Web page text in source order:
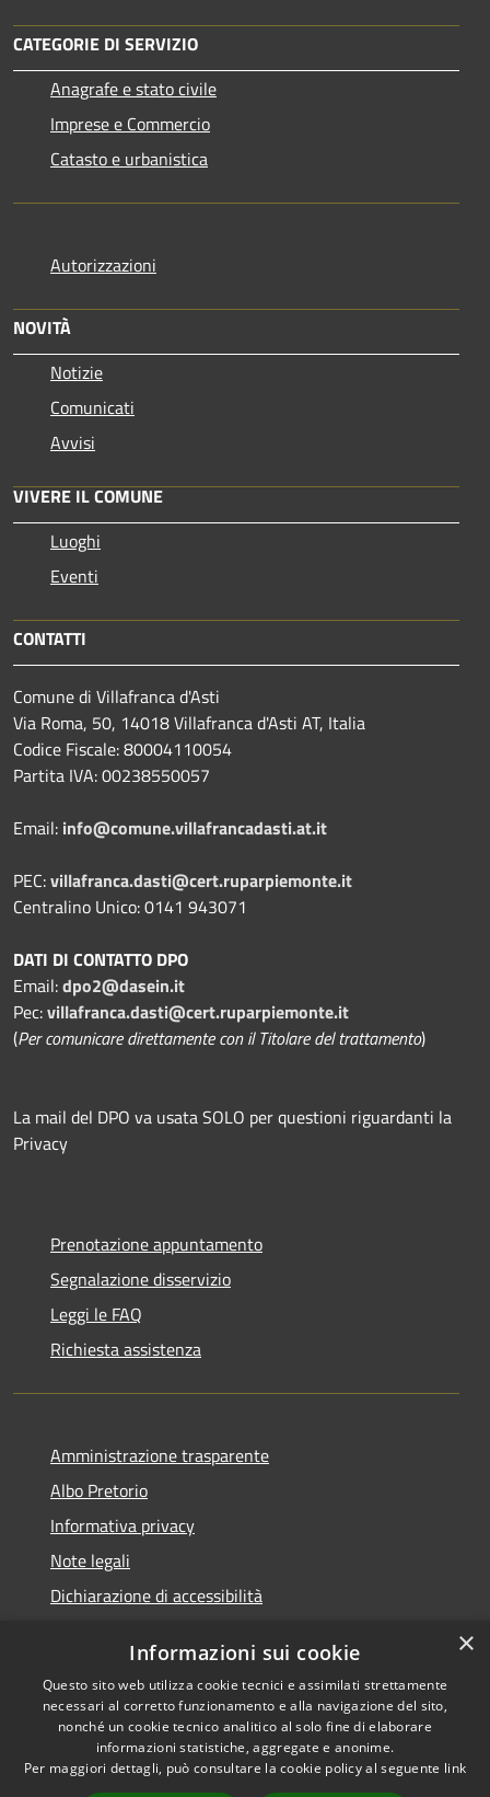
CATEGORIE DI SERVIZIO
Anagrafe e stato civile
Imprese e Commercio
Catasto e urbanistica
Autorizzazioni
NOVITÀ
Notizie
Comunicati
Avvisi
VIVERE IL COMUNE
Luoghi
Eventi
CONTATTI
Comune di Villafranca d'Asti
Via Roma, 50, 14018 Villafranca d'Asti AT, Italia
Codice Fiscale: 80004110054
Partita IVA: 00238550057
Email: info@comune.villafrancadasti.at.it
PEC:villafranca.dasti@cert.ruparpiemonte.it
Centralino Unico: 0141 943071
DATI DI CONTATTO DPO
Email:dpo2@dasein.it
Pec:villafranca.dasti@cert.ruparpiemonte.it
(Per comunicare direttamente con il Titolare del trattamento)
La mail del DPO va usata SOLO per questioni riguardanti la
Privacy
Prenotazione appuntamento
Segnalazione disservizio
Leggi le FAQ
Richiesta assistenza
Amministrazione trasparente
Albo Pretorio
Informativa privacy
Note legali
Dichiarazione di accessibilità
RSS
Accessibilità
Privacy
Cookie
Comune convenzionato
Astigov
Progetto|Convenzione|
×
Informazioni sui cookie
Questo sito web utilizza cookie tecnici e assimilati strettamente
necessari al corretto funzionamento e alla navigazione del sito,
nonché un cookie tecnico analitico al solo fine di elaborare
informazioni statistiche, aggregate e anonime.
Per maggiori dettagli, può consultare la cookie policy al seguente link